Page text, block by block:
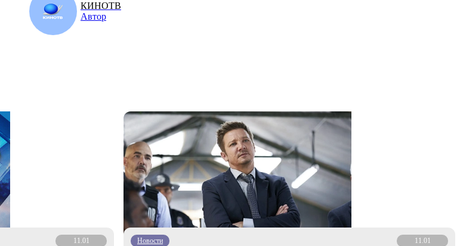
КИНОТВ
Автор
11.01 Новости 11.01